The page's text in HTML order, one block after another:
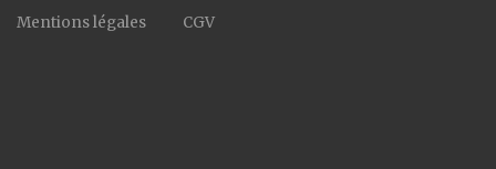
Mentions légales CGV